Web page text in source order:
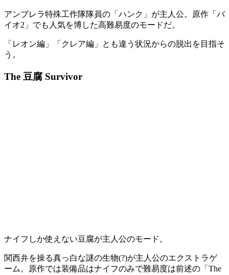
アンブレラ特殊工作隊隊員の「 ハンク 」が主人公。原作「 バ
イオ2 」でも人気を博した高難易度のモードだ。
「レオン編」「クレア編」
とも違う状況からの脱出を目指そ
う。
The 豆腐 Survivor
ナイフしか使えない豆腐が主人公のモード。
関西弁を操る真っ白な謎の生物(?)が主人公のエクストラゲ
ーム 。原作では装備品はナイフのみで難易度は前述の「The